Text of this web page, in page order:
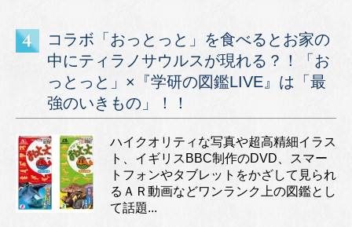
コラボ「おっとっと」を食べるとお家の
中にティラノサウルスが現れる？！「お
っとっと」×『学研の図鑑LIVE』は「最
強のいきもの」！！
ハイクオリティな写真や超高精細イラス
ト、イギリスBBC制作のDVD、スマー
トフォンやタブレットをかざして見られ
るＡＲ動画などワンランク上の図鑑とし
て話題...